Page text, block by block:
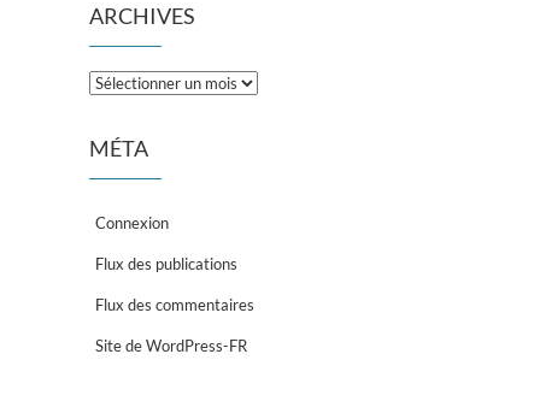
ARCHIVES
Archives
MÉTA
Connexion
Flux des publications
Flux des commentaires
Site de WordPress-FR